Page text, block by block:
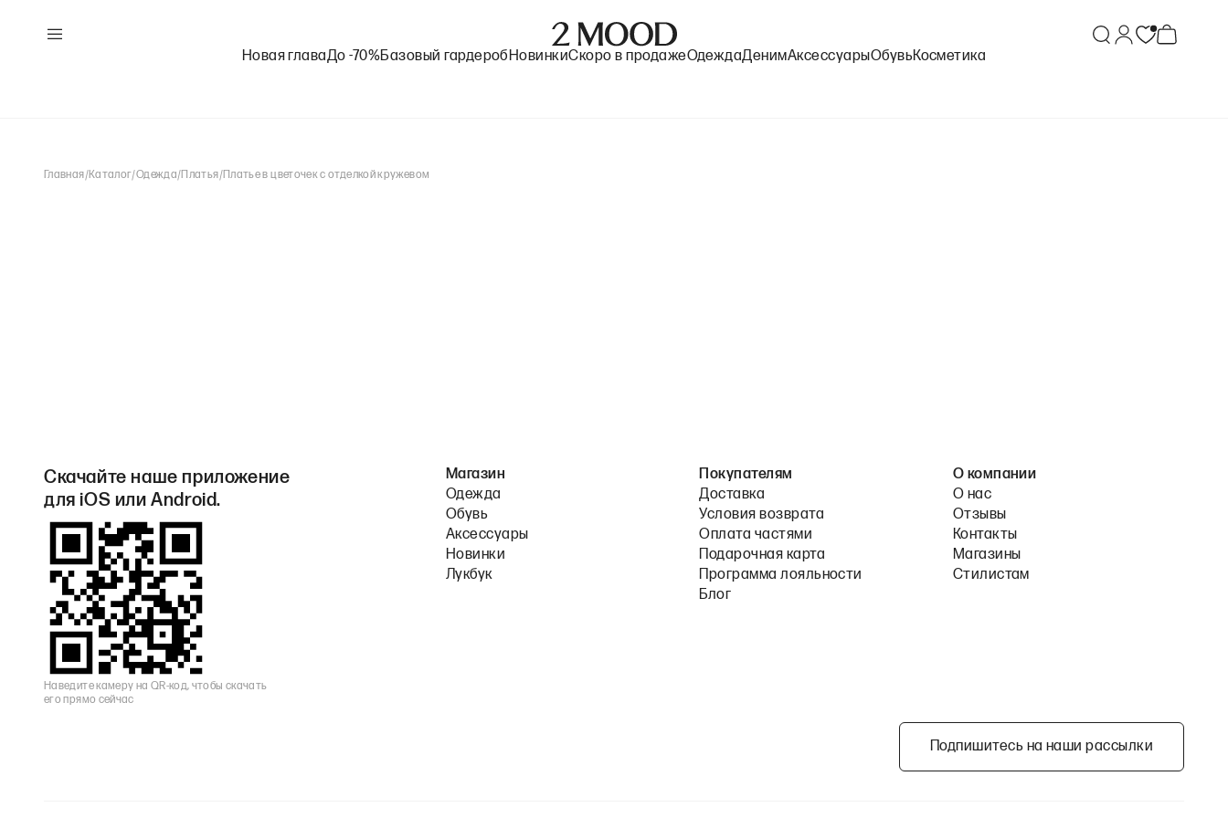
Новая главаДо -70%Базовый гардероб НовинкиСкоро в продажеОдеждаДенимАксессуарыОбувьКосметика
Главная/Каталог/Одежда/ Платья/Платье в цветочек с отделкой кружевом
Скачайте наше приложение
для iOS или Android.
Наведите камеру на QR-код, чтобы скачать
его прямо сейчас
Магазин
Одежда
Обувь
Аксессуары
Новинки
Лукбук
Покупателям
Доставка
Условия возврата
Оплата частями
Подарочная карта
Программа лояльности
Блог
О компании
О нас
Отзывы
Контакты
Магазины
Стилистам
Подпишитесь на наши рассылки